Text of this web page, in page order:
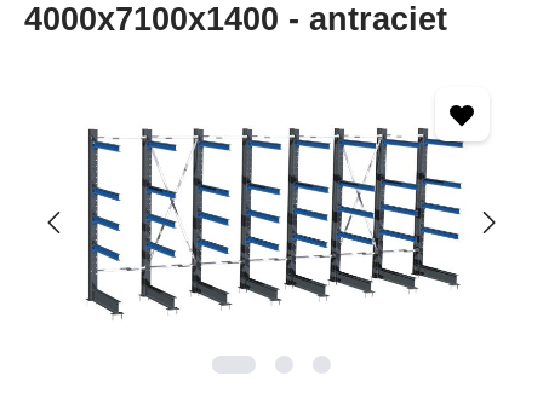
4000x7100x1400 - antraciet